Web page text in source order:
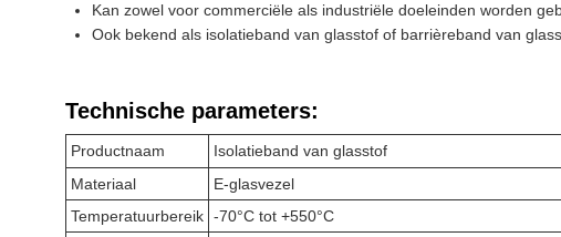
Kan zowel voor commerciële als industriële doeleinden worden
Ook bekend als isolatieband van glasstof of barrièreband van
Technische parameters:
Productnaam
Isolatieband van glasstof
Materiaal
E-glasvezel
Temperatuurbereik -70°C tot +550°C